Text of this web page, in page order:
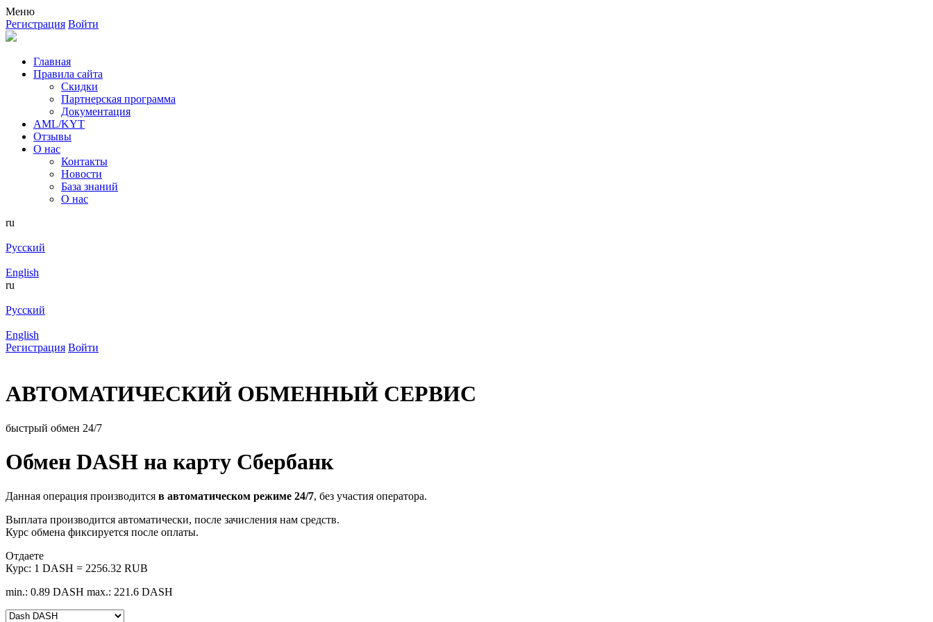
Меню
Регистрация Войти
Главная
Правила сайта
Скидки
Партнерская программа
Документация
AML/KYT
Отзывы
О нас
Контакты
Новости
База знаний
О нас
ru
Русский
English
ru
Русский
English
Регистрация Войти
АВТОМАТИЧЕСКИЙ ОБМЕННЫЙ СЕРВИС
быстрый обмен 24/7
Обмен DASH на карту Сбербанк
Данная операция производится в автоматическом режиме 24/7, без участия оператора.
Выплата производится автоматически, после зачисления нам средств.
Курс обмена фиксируется после оплаты.
Отдаете
Курс: 1 DASH = 2256.32 RUB
min.: 0.89 DASH max.: 221.6 DASH